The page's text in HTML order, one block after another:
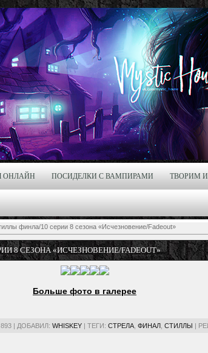
ОНЛАЙН ПОСИДЕЛКИ С ВАМПИРАМИ ТВОРИМ
финла/10 серии 8 сезона «Исчезновение/Fadeout»
8 СЕЗОНА «ИСЧЕЗНОВЕНИЕ/FADEOUT»
Больше фото в галерее
893 | ДОБАВИЛ: WHISKEY | ТЕГИ: СТРЕЛА ФИНАЛ СТИЛЛЫ |